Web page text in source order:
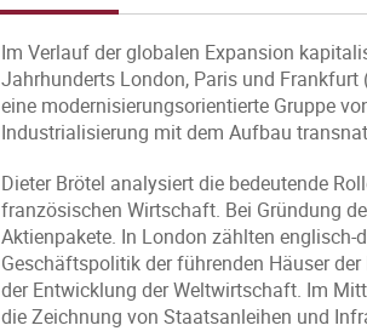
Im Verlauf der globalen Expansion
Jahrhunderts London, Paris und
eine modernisierungsorientierte Gruppe
Industrialisierung mit dem Aufbau
Dieter Brötel analysiert die bedeutende
französischen Wirtschaft. Bei Gründung
Aktienpakete. In London zählten englisch-
Geschäftspolitik der führenden Häuser
der Entwicklung der Weltwirtschaft. Im
die Zeichnung von Staatsanleihen und